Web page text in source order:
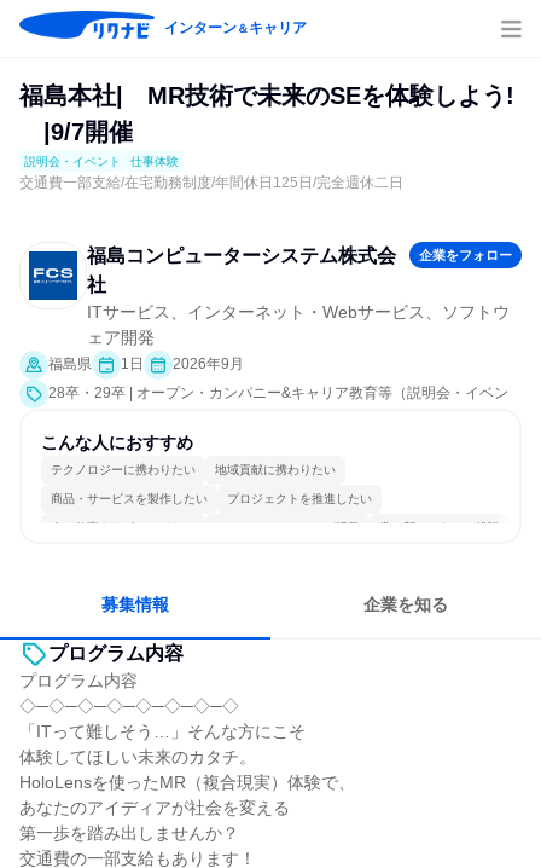
インターン＆キャリア
福島本社| MR技術で未来のSEを体験しよう!
|9/7開催
説明会・イベント 仕事体験
交通費一部支給/在宅勤務制度/年間休日125日/完全週休二日
福島コンピューターシステム株式会
社
企業をフォロー
ITサービス、インターネット・Webサービス、ソフトウ
ェア開発
福島県 1日
2026年9月
28卒・29卒 | オープン・カンパニー&キャリア教育等（説明会・イベン
界研究]、仕事体験）
こんな人におすすめ
テクノロジーに携わりたい 地域貢献に携わりたい
商品・サービスを製作したい プロジェクトを推進したい
人の仕事をサポートしたい コミュニケーションが活発 常に新しいものに挑戦
募集情報 企業を知る
プログラム内容
プログラム内容
◇─◇─◇─◇─◇─◇─◇─◇
「ITって難しそう…」そんな方にこそ
体験してほしい未来のカタチ。
HoloLensを使ったMR（複合現実）体験で、
あなたのアイディアが社会を変える
第一歩を踏み出しませんか？
交通費の一部支給もあります！